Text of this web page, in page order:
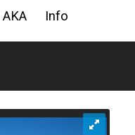
AKA Info